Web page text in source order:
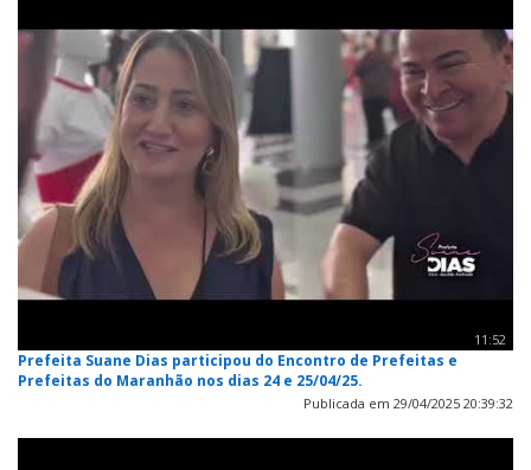
11:52
Prefeita Suane Dias participou do Encontro de Prefeitas e
Prefeitas do Maranhão nos dias 24 e 25/04/25.
Publicada em 29/04/2025 20:39:32